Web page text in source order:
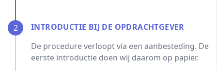
2
INTRODUCTIE BIJ DE OPDRACHTGEVER
De procedure verloopt via een aanbesteding. De
eerste introductie doen wij daarom op papier.